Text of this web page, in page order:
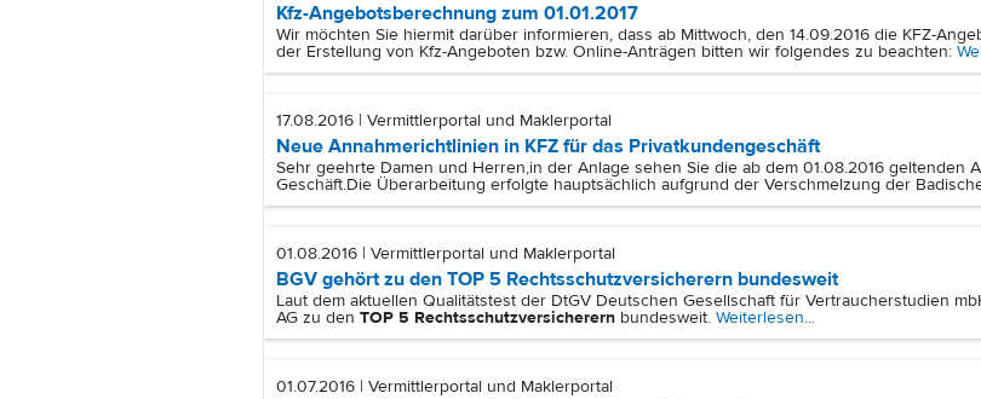
Kfz-Angebotsberechnung zum 01.01.2017
Wir möchten Sie hiermit darüber informieren, dass ab Mittwoch, den 14.09.2016 die KFZ-
der Erstellung von Kfz-Angeboten bzw. Online-Anträgen bitten wir folgendes zu beachten:
17.08.2016 | Vermittlerportal und Maklerportal
Neue Annahmerichtlinien in KFZ für das Privatkundengeschäft
Sehr geehrte Damen und Herren,in der Anlage sehen Sie die ab dem 01.08.2016 geltenden
Geschäft.Die Überarbeitung erfolgte hauptsächlich aufgrund der Verschmelzung der
01.08.2016 | Vermittlerportal und Maklerportal
BGV gehört zu den TOP 5 Rechtsschutzversicherern bundesweit
Laut dem aktuellen Qualitätstest der DtGV Deutschen Gesellschaft für Vertraucherstudien
AG zu den TOP 5 Rechtsschutzversicherern bundesweit. Weiterlesen...
01.07.2016 | Vermittlerportal und Maklerportal